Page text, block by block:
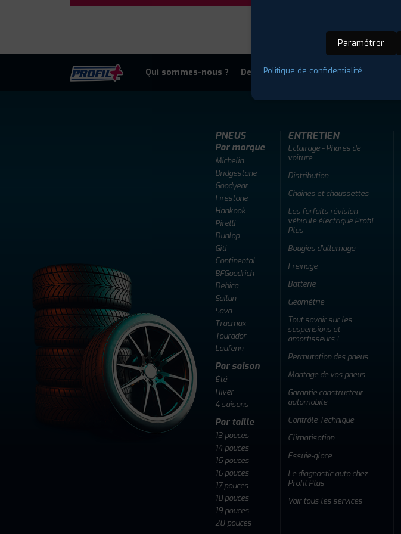
Qui sommes-nous ? Devenir adherent Offres d'emploi
PNEUS
Par marque
Michelin
Bridgestone
Goodyear
Firestone
Hankook
Pirelli
Dunlop
Giti
Continental
BFGoodrich
Debica
Sailun
Sava
Tracmax
Tourador
Laufenn
Par saison
Été
Hiver
4 saisons
Par taille
13 pouces
14 pouces
15 pouces
16 pouces
17 pouces
18 pouces
19 pouces
20 pouces
ENTRETIEN
Éclairage - Phares de
voiture
Distribution
Chaînes et chaussettes
Les forfaits révision
véhicule électrique Profil
Plus
Bougies d'allumage
Freinage
Batterie
Géométrie
Tout savoir sur les
suspensions et
amortisseurs !
Permutation des pneus
Montage de vos pneus
Garantie constructeur
automobile
Contrôle Technique
Climatisation
Essuie-glace
Le diagnostic auto chez
Profil Plus
Voir tous les services
Paramétrer
Politique de confidentialité